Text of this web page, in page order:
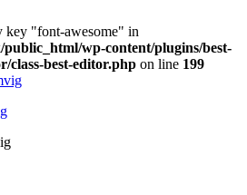
key "font-awesome" in
wp-content/plugins/best-
class-best-editor.php on line 199